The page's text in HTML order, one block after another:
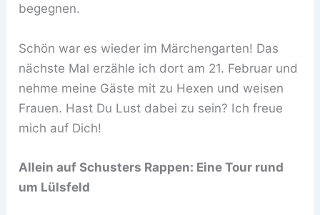
begegnen.
Schön war es wieder im Märchengarten! Das
nächste Mal erzähle ich dort am 21. Februar und
nehme meine Gäste mit zu Hexen und weisen
Frauen. Hast Du Lust dabei zu sein? Ich freue
mich auf Dich!
Allein auf Schusters Rappen: Eine Tour rund
um Lülsfeld